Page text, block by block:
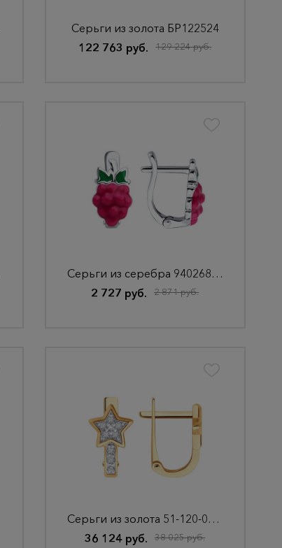
Серьги из золота БР122524
122 763 руб.
129 224 руб.
Серьги из серебра 94026853
2 727 руб.
2 871 руб.
Серьги из золота 51-120-02826-1
36 124 руб.
38 025 руб.